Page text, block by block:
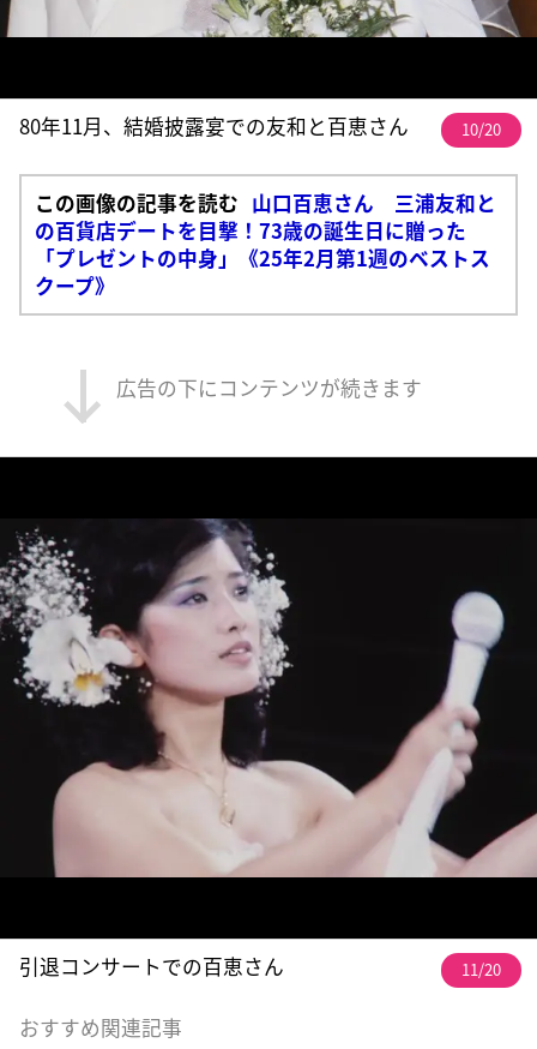
80年11月、結婚披露宴での友和と百恵さん 10/20
この画像の記事を読む 山口百恵さん 三浦友和と
の百貨店デートを目撃！73歳の誕生日に贈った
「プレゼントの中身」《25年2月第1週のベストス
クープ》
広告の下にコンテンツが続きます
引退コンサートでの百恵さん 11/20
おすすめ関連記事